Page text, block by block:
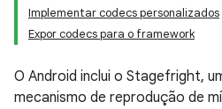
Implementar codecs personalizados
Expor codecs para o framework
O Android inclui o Stagefright,
mecanismo de reprodução de